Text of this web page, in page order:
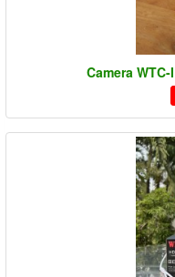
Camera WTC-